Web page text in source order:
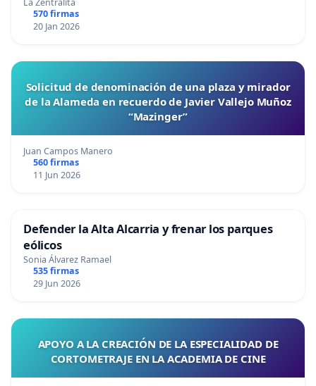
570 firmas
20 Jan 2026
Solicitud de denominación de una plaza y mirador
de la Alameda en recuerdo de Javier Vallejo Muñoz
“Mazinger”
Juan Campos Manero
560 firmas
11 Jun 2026
Defender la Alta Alcarria y frenar los parques
eólicos
Sonia Álvarez Ramael
535 firmas
29 Jun 2026
APOYO A LA CREACIÓN DE LA ESPECIALIDAD DE
CORTOMETRAJE EN LA ACADEMIA DE CINE